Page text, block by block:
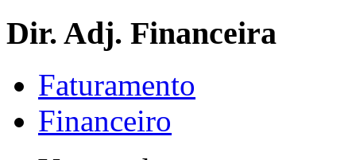
Dir. Adj. Financeira
Faturamento
Financeiro